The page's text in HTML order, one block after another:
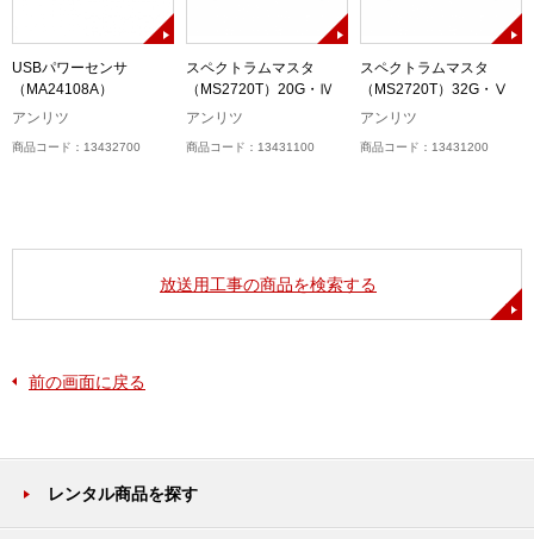
USBパワーセンサ
（MA24108A）
アンリツ
商品コード：13432700
スペクトラムマスタ
（MS2720T）20G・Ⅳ
アンリツ
商品コード：13431100
スペクトラムマスタ
（MS2720T）32G・Ⅴ
アンリツ
商品コード：13431200
放送用工事の商品を検索する
前の画面に戻る
レンタル商品を探す